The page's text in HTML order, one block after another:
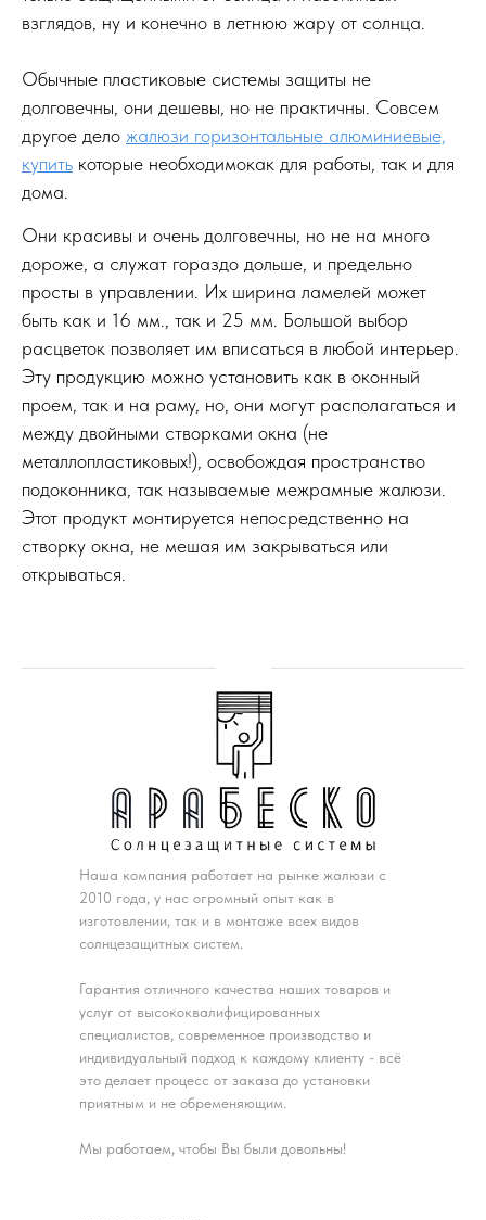
взглядов, ну и конечно в летнюю жару от солнца.
Обычные пластиковые системы защиты не
долговечны, они дешевы, но не практичны. Совсем
другое дело жалюзи горизонтальные алюминиевые,
купить которые необходимокак для работы, так и для
дома.
Они красивы и очень долговечны, но не на много
дороже, а служат гораздо дольше, и предельно
просты в управлении. Их ширина ламелей может
быть как и 16 мм., так и 25 мм. Большой выбор
расцветок позволяет им вписаться в любой интерьер.
Эту продукцию можно установить как в оконный
проем, так и на раму, но, они могут располагаться и
между двойными створками окна (не
металлопластиковых!), освобождая пространство
подоконника, так называемые межрамные жалюзи.
Этот продукт монтируется непосредственно на
створку окна, не мешая им закрываться или
открываться.
Наша компания работает на рынке жалюзи с
2010 года, у нас огромный опыт как в
изготовлении, так и в монтаже всех видов
солнцезащитных систем.
Гарантия отличного качества наших товаров и
услуг от высококвалифицированных
специалистов, современное производство и
индивидуальный подход к каждому клиенту - всё
это делает процесс от заказа до установки
приятным и не обременяющим.
Мы работаем, чтобы Вы были довольны!